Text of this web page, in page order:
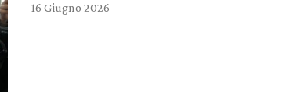
16 Giugno 2026